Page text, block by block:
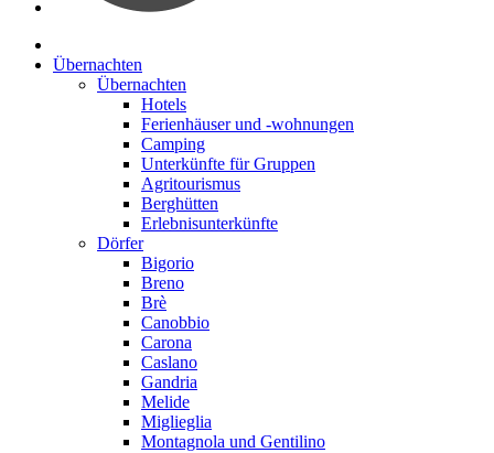
Übernachten
Übernachten
Hotels
Ferienhäuser und -wohnungen
Camping
Unterkünfte für Gruppen
Agritourismus
Berghütten
Erlebnisunterkünfte
Dörfer
Bigorio
Breno
Brè
Canobbio
Carona
Caslano
Gandria
Melide
Miglieglia
Montagnola und Gentilino